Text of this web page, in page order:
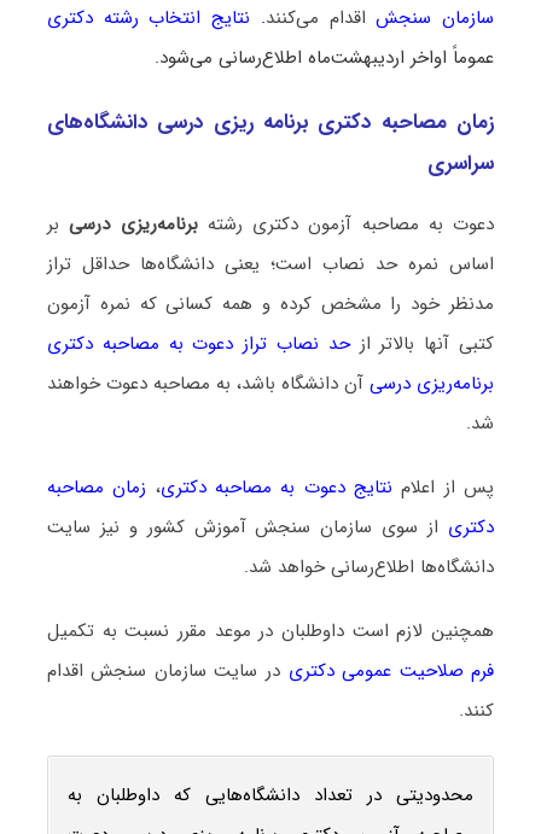
سازمان سنجشاقدام می‌کنند. نتایج انتخاب رشته دکتری
عموماً اواخر اردیبهشت‌ماه اطلاع‌رسانی می‌شود.
زمان مصاحبه دکتری برنامه ‌ریزی درسی دانشگاه‌های
سراسری
دعوت به مصاحبه آزمون دکتری رشتهبرنامه‌ریزی درسیبر
اساس نمره حد نصاب است؛ یعنی دانشگاه‌ها حداقل تراز
مدنظر خود را مشخص کرده و همه کسانی که نمره آزمون
کتبی آنها بالاتر ازحد نصاب تراز دعوت به مصاحبه دکتری
برنامه‌ریزی درسی آن دانشگاه باشد، به مصاحبه دعوت خواهند
شد.
پس از اعلام نتایج دعوت به مصاحبه دکتری، زمان مصاحبه
دکتری از سوی سازمان سنجش آموزش کشور و نیز سایت
دانشگاه‌ها اطلاع‌رسانی خواهد شد.
همچنین لازم است داوطلبان در موعد مقرر نسبت به تکمیل
فرم صلاحیت عمومی دکتری در سایت سازمان سنجش اقدام
کنند.
محدودیتی در تعداد دانشگاه‌هایی که داوطلبان به